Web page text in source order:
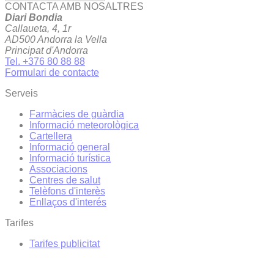
CONTACTA AMB NOSALTRES
Diari Bondia
Callaueta, 4, 1r
AD500 Andorra la Vella
Principat d'Andorra
Tel. +376 80 88 88
Formulari de contacte
Serveis
Farmàcies de guàrdia
Informació meteorològica
Cartellera
Informació general
Informació turística
Associacions
Centres de salut
Telèfons d'interès
Enllaços d'interés
Tarifes
Tarifes publicitat